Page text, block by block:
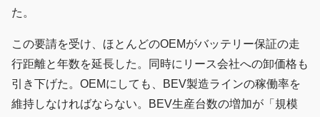
た。
この要請を受け、ほとんどのOEMがバッテリー保証の走
行距離と年数を延長した。同時にリース会社への卸価格も
引き下げた。OEMにしても、BEV製造ラインの稼働率を
維持しなければならない。BEV生産台数の増加が「規模